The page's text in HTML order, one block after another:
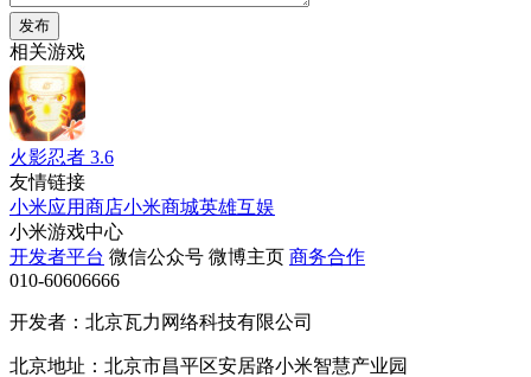
发布
相关游戏
火影忍者 3.6
友情链接
小米应用商店小米商城英雄互娱
小米游戏中心
开发者平台 微信公众号 微博主页 商务合作
010-60606666
开发者：北京瓦力网络科技有限公司
北京地址：北京市昌平区安居路小米智慧产业园